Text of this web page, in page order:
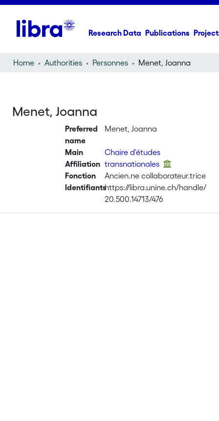
Research Data Publications
Home Authorities Personnes Menet, Joanna
Menet, Joanna
Preferred
name
Menet, Joanna
Main
Affiliation
Chaire d'études
transnationales
Fonction
Ancien.ne collaborateur.trice
Identifiantshttps://libra.unine.ch/handle/
20.500.14713/476